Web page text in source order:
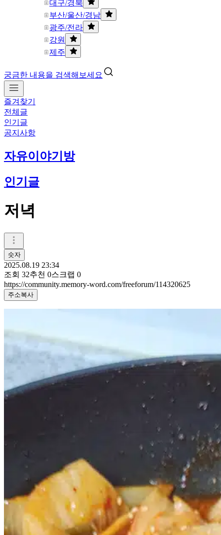
대구/경북
부산/울산/경남
광주/전라
강원
제주
궁금한 내용을 검색해보세요
즐겨찾기
전체글
인기글
공지사항
자유이야기방
인기글
저녁
숫자
2025.08.19 23:34
조회 32추천 0스크랩 0
https://community.memory-word.com/freeforum/114320625
주소복사